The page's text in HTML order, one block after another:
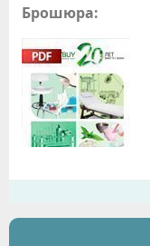
Брошюра: